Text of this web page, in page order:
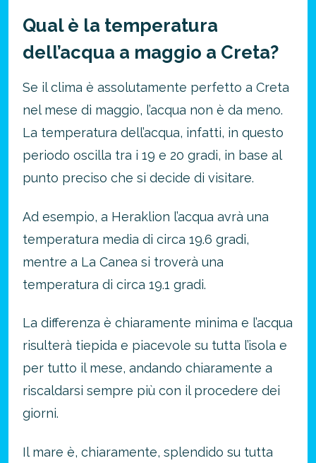
Qual è la temperatura
dell’acqua a maggio a Creta?
Se il clima è assolutamente perfetto a Creta
nel mese di maggio, l’acqua non è da meno.
La temperatura dell’acqua, infatti, in questo
periodo oscilla tra i 19 e 20 gradi, in base al
punto preciso che si decide di visitare.
Ad esempio, a Heraklion l’acqua avrà una
temperatura media di circa 19.6 gradi,
mentre a La Canea si troverà una
temperatura di circa 19.1 gradi.
La differenza è chiaramente minima e l’acqua
risulterà tiepida e piacevole su tutta l’isola e
per tutto il mese, andando chiaramente a
riscaldarsi sempre più con il procedere dei
giorni.
Il mare è, chiaramente, splendido su tutta